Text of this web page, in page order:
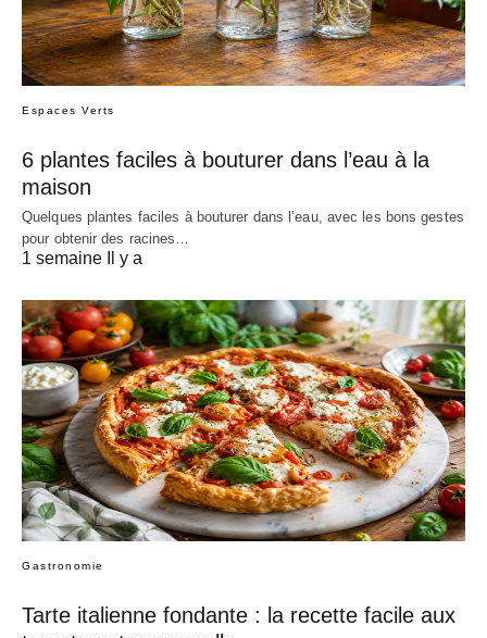
Espaces Verts
6 plantes faciles à bouturer dans l’eau à la
maison
Quelques plantes faciles à bouturer dans l’eau, avec les bons gestes
pour obtenir des racines…
1 semaine Il y a
Gastronomie
Tarte italienne fondante : la recette facile aux